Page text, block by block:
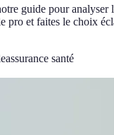
guide pour analyser
pro et faites le choix
assurance santé